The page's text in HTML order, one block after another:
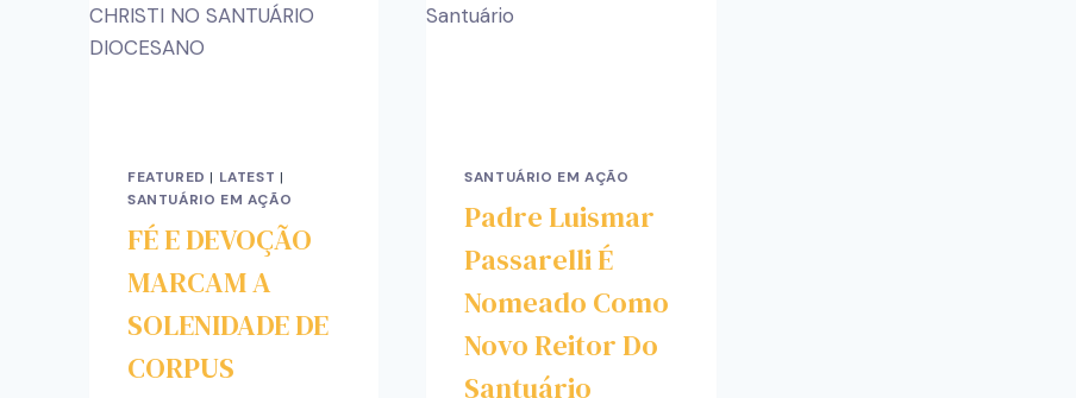
FEATURED | LATEST |
SANTUÁRIO EM AÇÃO
FÉ E DEVOÇÃO
MARCAM A
SOLENIDADE DE
CORPUS
SANTUÁRIO EM AÇÃO
Padre Luismar
Passarelli É
Nomeado Como
Novo Reitor Do
Santuário